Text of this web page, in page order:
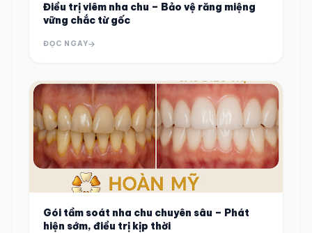
Điều trị viêm nha chu – Bảo vệ răng miệng
vững chắc từ gốc
ĐỌC NGAY
Gói tầm soát nha chu chuyên sâu – Phát
hiện sớm, điều trị kịp thời